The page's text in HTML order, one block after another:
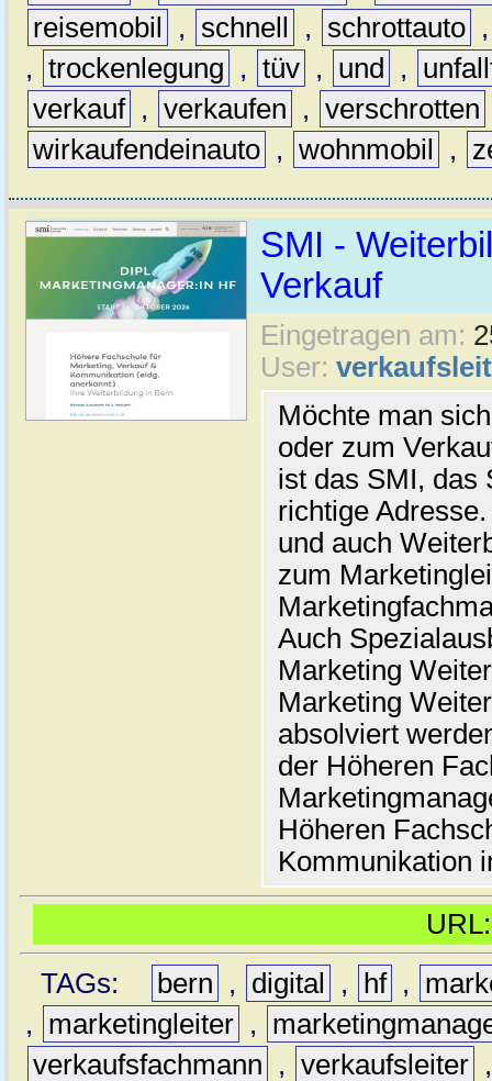
reisemobil
, schnell , schrottauto
, trockenlegung , tüv , und ,
verkauf , verkaufen , verschrotten
wirkaufendeinauto , wohnmobil ,
SMI -
Verkauf
Eingetragen am:
User:
Möchte man
oder zum
ist das SMI, das
richtige
und auch
zum
Auch
Marketing
Marketing
absolviert
der Höheren
Höheren
Kommunikation
TAGs:
bern , digital , hf ,
,
marketingleiter ,
verkaufsfachmann
, verkaufsleiter